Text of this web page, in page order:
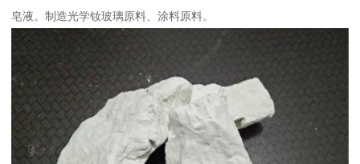
皂液。制造光学钕玻璃原料、涂料原料。